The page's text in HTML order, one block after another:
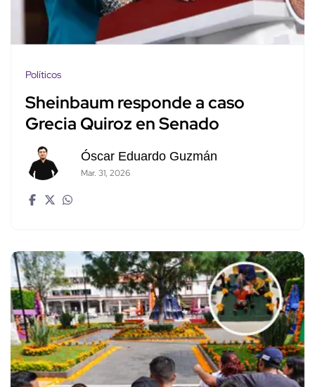
Políticos
Sheinbaum responde a caso
Grecia Quiroz en Senado
Óscar Eduardo Guzmán
Mar. 31, 2026